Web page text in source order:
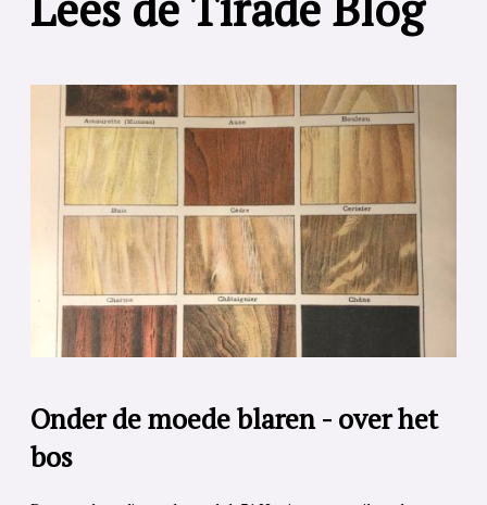
Onder de moede blaren - over het
bos